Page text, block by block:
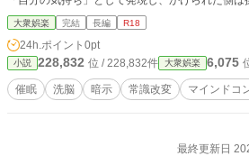
ない。 「俺と話すのは心地いい」「もっと知りたい」「傍にいると安心する」
——一つずつ暗示を重ねるたび、栞の態度が変わ
大衆娯楽 完結 長編 R18
24h.ポイント 0pt
小説 228,832 位 / 228,832件 大衆娯楽 6,075
催眠 洗脳 暗示 常識改変 マインドコ
最終更新日